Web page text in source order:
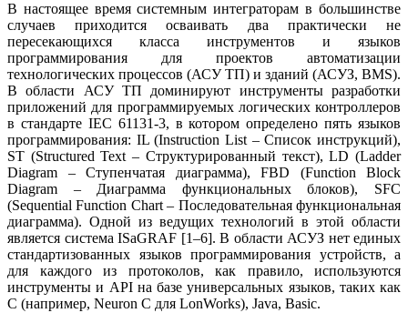
В настоящее время системным интеграторам в большинстве
случаев приходится осваивать два прак­тически не
пересекающихся класса инструментов и языков
программирования для проектов автоматизации
технологических процессов (АСУ ТП) и зданий (АСУЗ, BMS).
В области АСУ ТП доминируют инструменты разработки
приложений для программируемых логических контроллеров
в стандарте IEC 61131-3, в котором определено пять языков
программирования: IL (Instruction List – Список инструкций),
ST (Structured Text – Структурированный текст), LD (Ladder
Diagram – Ступенчатая диаграмма), FBD (Function Block
Diagram – Диаграмма функциональных блоков), SFC
(Sequential Function Chart – Последовательная функциональная
диаграмма). Одной из ведущих технологий в этой области
является система ISaGRAF [1–6]. В области АСУЗ нет единых
стандартизованных языков программирования устройств, а
для каждого из протоколов, как правило, используются
инструменты и API на базе универсальных языков, таких как
С (например, Neuron C для LonWorks), Java, Basic.